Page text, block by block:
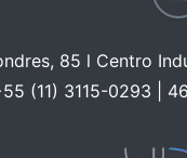
85 l Centro
(11) 3115-0293 |